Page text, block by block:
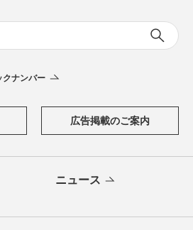
クナンバー
広告掲載のご案内
ニュース